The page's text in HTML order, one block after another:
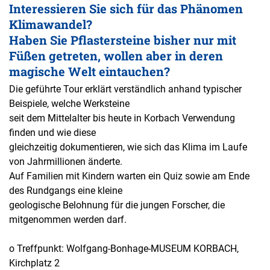
Interessieren Sie sich für das Phänomen
Klimawandel?
Haben Sie Pflastersteine bisher nur mit
Füßen getreten, wollen aber in deren
magische Welt eintauchen?
Die geführte Tour erklärt verständlich anhand typischer
Beispiele, welche Werksteine
seit dem Mittelalter bis heute in Korbach Verwendung
finden und wie diese
gleichzeitig dokumentieren, wie sich das Klima im Laufe
von Jahrmillionen änderte.
Auf Familien mit Kindern warten ein Quiz sowie am Ende
des Rundgangs eine kleine
geologische Belohnung für die jungen Forscher, die
mitgenommen werden darf.
o Treffpunkt: Wolfgang-Bonhage-MUSEUM KORBACH,
Kirchplatz 2